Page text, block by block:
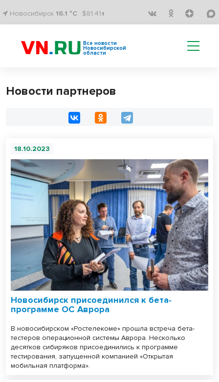
Новосибирск 16.1 °C $81.41↑
Все новости
Новосибирской
области
Новости партнеров
18.10.2023
Новосибирск присоединился к бета-
программе ОС Аврора
В новосибирском «Ростелекоме» прошла встреча бета-
тестеров операционной системы Аврора. Несколько
десятков сибиряков присоединились к программе
тестирования, запущенной компанией «Открытая
мобильная платформа».